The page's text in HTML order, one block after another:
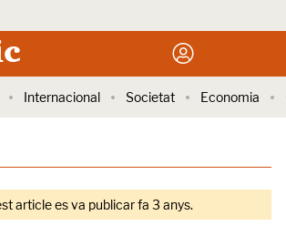
Internacional Societat Economia
article es va publicar fa 3 anys.